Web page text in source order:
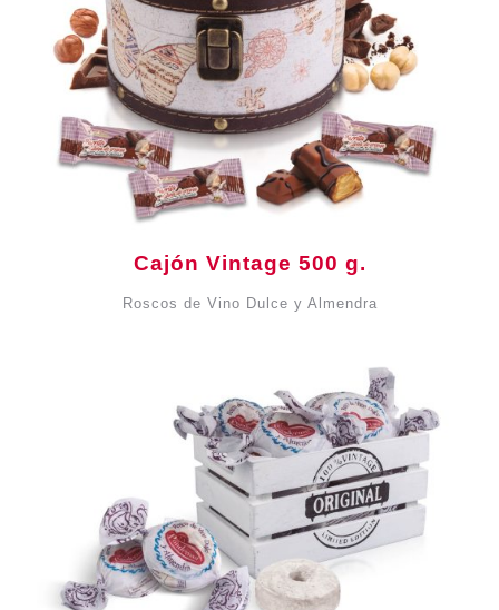
Cajón Vintage 500 g.
Roscos de Vino Dulce y Almendra